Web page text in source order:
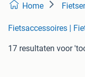
Home
Fietsaccessoires |
17 resultaten voor